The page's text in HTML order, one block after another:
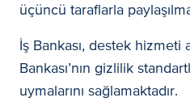
üçüncü taraflarla
İş Bankası, destek hizmeti
Bankası’nın gizlilik
uymalarını sağlamaktadır.